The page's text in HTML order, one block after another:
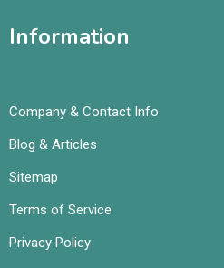
Information
Company & Contact Info
Blog & Articles
Sitemap
Terms of Service
Privacy Policy